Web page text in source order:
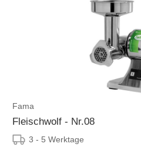
Fama
Fleischwolf - Nr.08
3 - 5 Werktage